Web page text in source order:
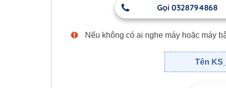
Gọi 0328794868
Nếu không có ai nghe máy hoặc máy
Tên